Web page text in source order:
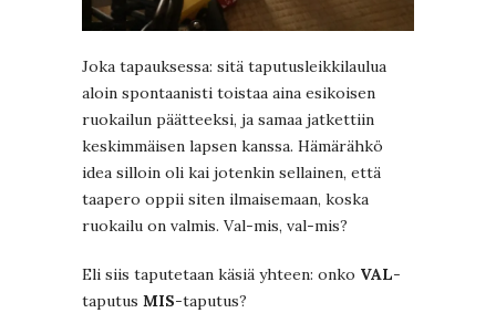
Joka tapauksessa: sitä taputusleikkilaulua
aloin spontaanisti toistaa aina esikoisen
ruokailun päätteeksi, ja samaa jatkettiin
keskimmäisen lapsen kanssa. Hämärähkö
idea silloin oli kai jotenkin sellainen, että
taapero oppii siten ilmaisemaan, koska
ruokailu on valmis. Val-mis, val-mis?
Eli siis taputetaan käsiä yhteen: onko VAL-
taputus MIS-taputus?